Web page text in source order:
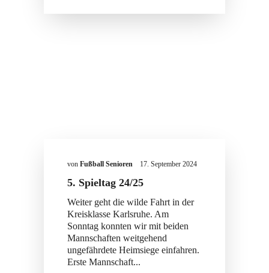
vonFußball Senioren 17. September 2024
5. Spieltag 24/25
Weiter geht die wilde Fahrt in der
Kreisklasse Karlsruhe. Am
Sonntag konnten wir mit beiden
Mannschaften weitgehend
ungefährdete Heimsiege einfahren.
Erste Mannschaft...